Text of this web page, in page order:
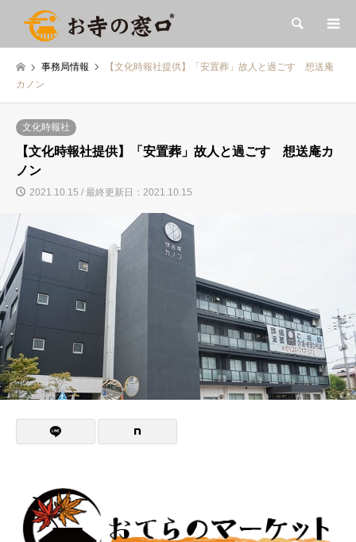
検索
事務局情報
【文化時報社提供】「安置葬」故人と過ごす 想送庵
カノン
文化時報社
【文化時報社提供】「安置葬」故人と過ごす 想送庵カ
ノン
2021.10.15 / 最終更新日：2021.10.15